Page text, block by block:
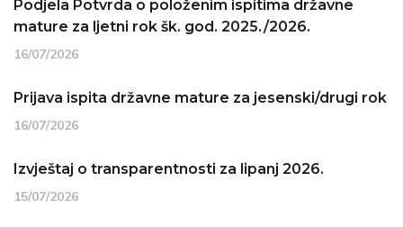
Podjela Potvrda o položenim ispitima državne
mature za ljetni rok šk. god. 2025./2026.
16/07/2026
Prijava ispita državne mature za jesenski/drugi rok
16/07/2026
Izvještaj o transparentnosti za lipanj 2026.
15/07/2026